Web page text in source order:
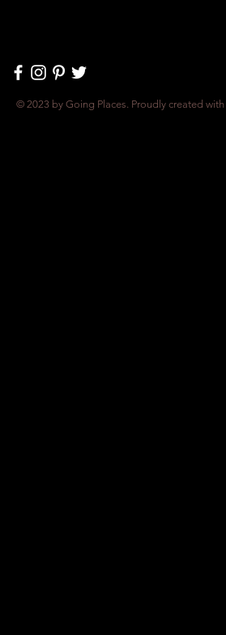
© 2023 by Going Places. Proudly created with